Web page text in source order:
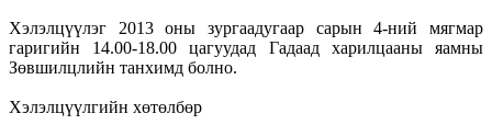
Хэлэлцүүлэг 2013 оны зургаадугаар сарын 4-ний мягмар
гаригийн 14.00-18.00 цагуудад Гадаад харилцааны яамны
Зөвшилцлийн танхимд болно.
Хэлэлцүүлгийн хөтөлбөр